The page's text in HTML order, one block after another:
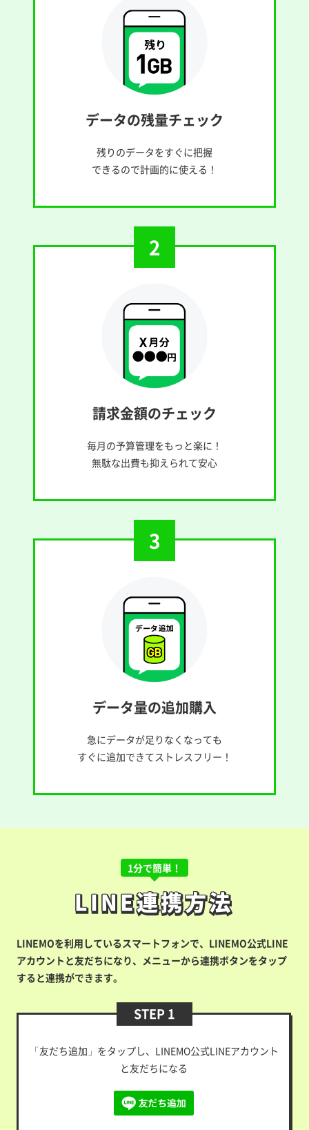
データの残量チェック
残りのデータをすぐに把握
できるので計画的に使える！
2
請求金額のチェック
毎月の予算管理をもっと楽に！
無駄な出費も抑えられて安心
3
データ量の追加購入
急にデータが足りなくなっても
すぐに追加できてストレスフリー！
1分で簡単！
LINE連携方法
LINE連携方法
LINEMOを利用しているスマートフォンで、LINEMO公式LINE
アカウントと友だちになり、メニューから連携ボタンをタップ
すると連携ができます。
STEP 1
「友だち追加」をタップし、LINEMO公式LINEアカウント
と友だちになる